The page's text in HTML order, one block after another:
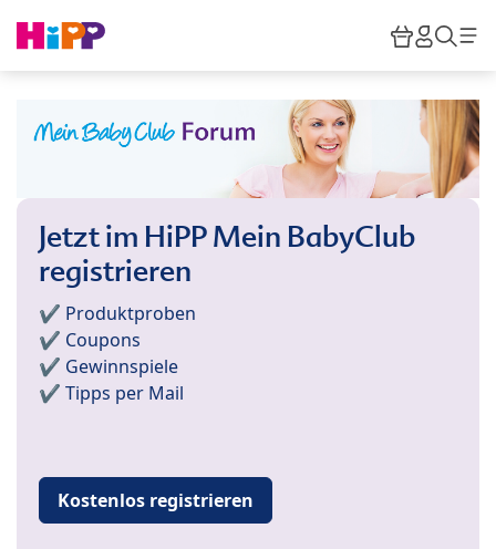
HiPP
Jetzt im HiPP Mein BabyClub
registrieren
✔️ Produktproben
✔️ Coupons
✔️ Gewinnspiele
✔️ Tipps per Mail
Kostenlos registrieren